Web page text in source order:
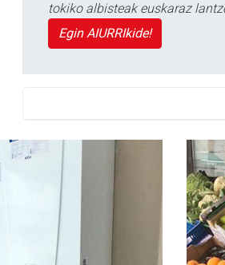
tokiko albisteak euskaraz
Egin AIURRIkide!